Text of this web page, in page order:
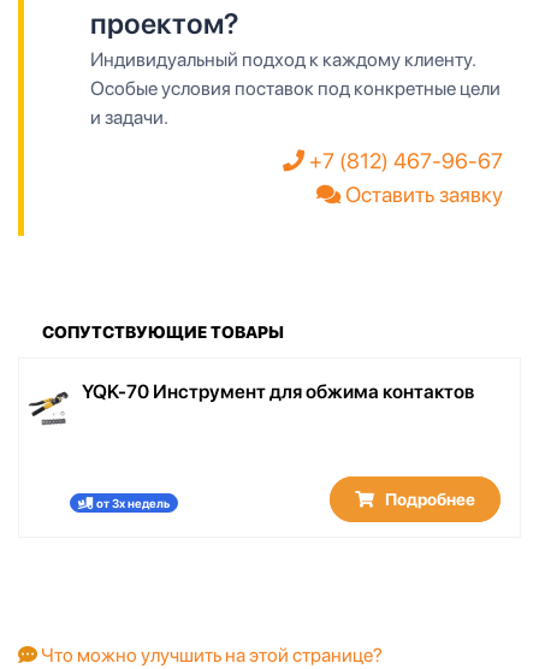
проектом?
Индивидуальный подход к каждому клиенту.
Особые условия поставок под конкретные цели
и задачи.
+7 (812) 467-96-67
Оставить заявку
СОПУТСТВУЮЩИЕ ТОВАРЫ
YQK-70 Инструмент для обжима контактов
от 3х недель Подробнее
Что можно улучшить на этой странице?